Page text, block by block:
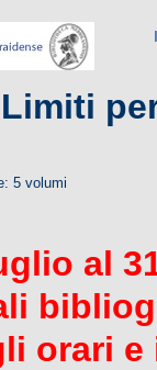
Limiti
5 volumi
al
orari